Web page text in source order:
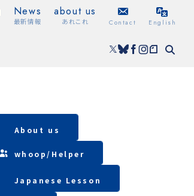
News
最新情報
about us
あれこれ Contact English
About us
whoop/ Helper
Japanese Lesson